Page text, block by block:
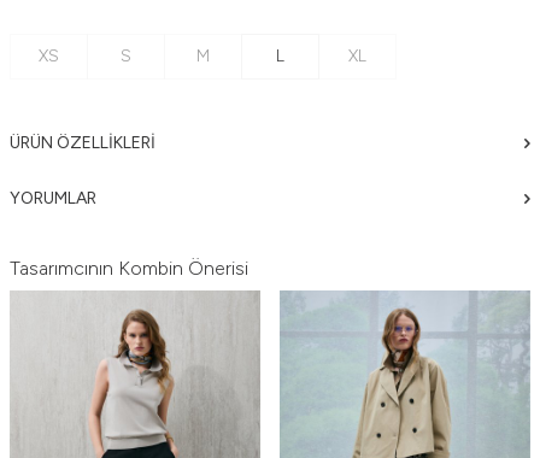
XS S M L XL
ÜRÜN ÖZELLIKLERI
YORUMLAR
Tasarımcının Kombin Önerisi